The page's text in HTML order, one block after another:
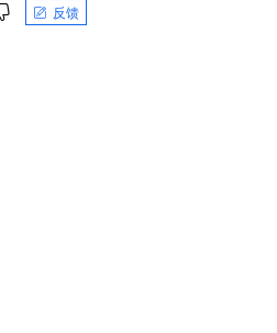
反馈